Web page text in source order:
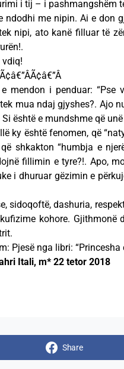
i tij – i pashmangshëm
ndodhi me nipin. Ai e don
nipi, ato kanë filluar të
vdiq!
mendon i penduar: “Pse
mua ndaj gjyshes?. Ajo
Si është e mundshme që
ky është fenomen, që
shkakton “humbja e
fillimin e tyre?!. Apo,
i dhuruar gëzimin e
sidoqoftë, dashuria,
kohore. Gjithmonë
Pjesë nga libri:
Itali, m* 22 tetor 2018
Share